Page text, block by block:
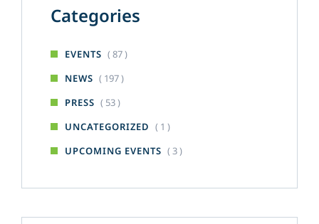
Categories
EVENTS ( 87 )
NEWS ( 197 )
PRESS ( 53 )
UNCATEGORIZED ( 1 )
UPCOMING EVENTS ( 3 )